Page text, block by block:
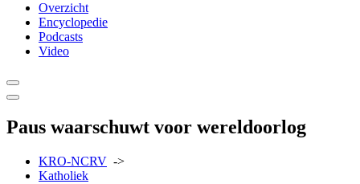
Overzicht
Encyclopedie
Podcasts
Video
Paus waarschuwt voor wereldoorlog
KRO-NCRV ->
Katholiek